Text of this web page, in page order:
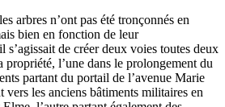
arbres n’ont pas été tronçonnés en
bien en fonction de leur
s’agissait de créer deux voies toutes deux
propriété, l’une dans le prolongement du
partant du portail de l’avenue Marie
les anciens bâtiments militaires en